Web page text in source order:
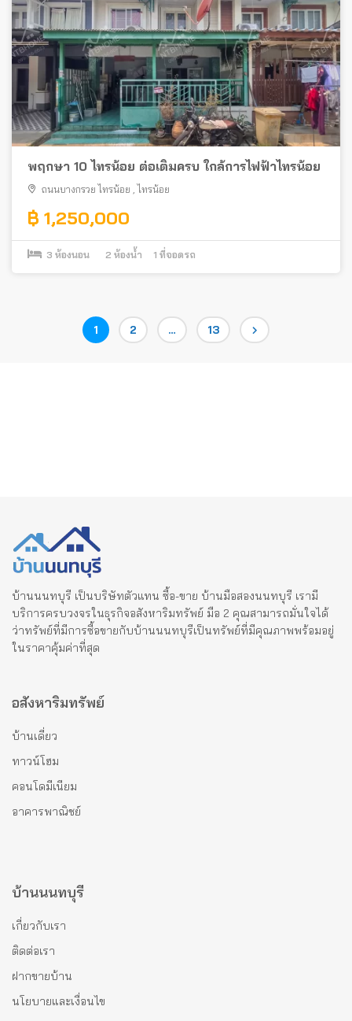
พฤกษา 10 ไทรน้อย ต่อเติมครบ ใกล้การไฟฟ้าไทรน้อย
ถนนบางกรวย ไทรน้อย ไทรน้อย
฿ 1,250,000
3 ห้องนอน 2 ห้องน้ำ 1 ที่จอดรถ
Posts
Page
1 Page
2 … Page
13
บ้านนนทบุรี เป็นบริษัทตัวแทน ซื้อ-ขาย บ้านมือสองนนทบุรี เรามี
บริการครบวงจรในธุรกิจอสังหาริมทรัพย์ มือ 2 คุณสามารถมั่นใจได้
ว่าทรัพย์ที่มีการซื้อขายกับบ้านนนทบุรีเป็นทรัพย์ที่มีคุณภาพพร้อมอยู่
ในราคาคุ้มค่าที่สุด
อสังหาริมทรัพย์
บ้านเดี่ยว
ทาวน์โฮม
คอนโดมีเนียม
อาคารพาณิชย์
บ้านนนทบุรี
เกี่ยวกับเรา
ติดต่อเรา
ฝากขายบ้าน
นโยบายและเงื่อนไข